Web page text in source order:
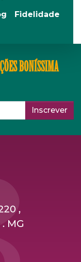
Fidelidade
BONÍSSIMA
Inscrever
,
MG